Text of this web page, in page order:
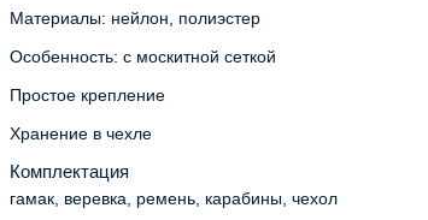
Материалы: нейлон, полиэстер
Особенность: с москитной сеткой
Простое крепление
Хранение в чехле
Комплектация
гамак, веревка, ремень, карабины, чехол